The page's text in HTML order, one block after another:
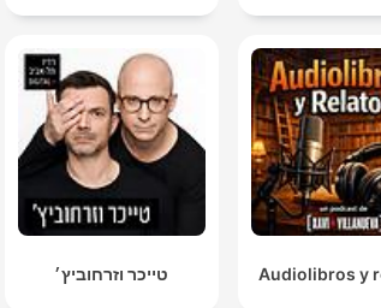
טייכר וזרחוביץ׳ Audiolibros y